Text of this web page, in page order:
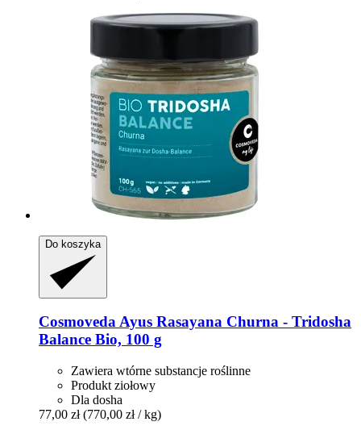
Do koszyka
CosmovedaAyus Rasayana Churna -​ Tridosha
Balance Bio, 100 g
Zawiera wtórne substancje roślinne
Produkt ziołowy
Dla dosha
77,00 zł (770,00 zł / kg)